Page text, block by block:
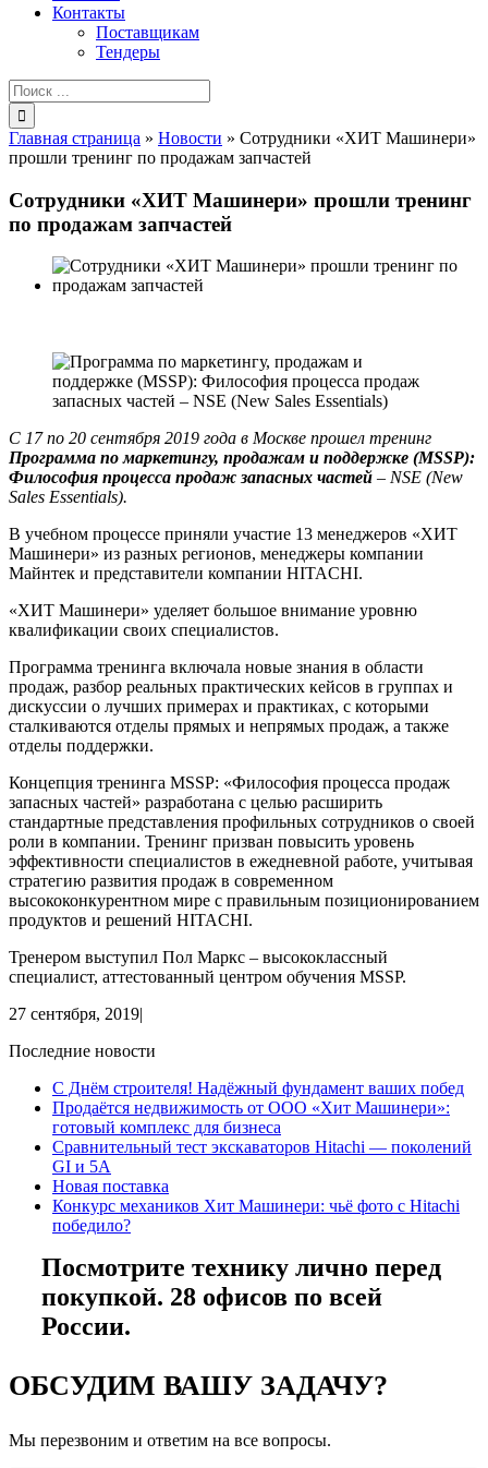
Контакты
Поставщикам
Тендеры
Результат
поиска:
Главная страница » Новости » Сотрудники «ХИТ Машинери»
прошли тренинг по продажам запчастей
Сотрудники «ХИТ Машинери» прошли тренинг
по продажам запчастей
С 17 по 20 сентября 2019 года в Москве прошел тренинг
Программа по маркетингу, продажам и поддержке (MSSP):
Философия процесса продаж запасных частей – NSE (New
Sales Essentials).
В учебном процессе приняли участие 13 менеджеров «ХИТ
Машинери» из разных регионов, менеджеры компании
Майнтек и представители компании HITACHI.
«ХИТ Машинери» уделяет большое внимание уровню
квалификации своих специалистов.
Программа тренинга включала новые знания в области
продаж, разбор реальных практических кейсов в группах и
дискуссии о лучших примерах и практиках, с которыми
сталкиваются отделы прямых и непрямых продаж, а также
отделы поддержки.
Концепция тренинга MSSP: «Философия процесса продаж
запасных частей» разработана с целью расширить
стандартные представления профильных сотрудников о своей
роли в компании. Тренинг призван повысить уровень
эффективности специалистов в ежедневной работе, учитывая
стратегию развития продаж в современном
высококонкурентном мире с правильным позиционированием
продуктов и решений HITACHI.
Тренером выступил Пол Маркс – высококлассный
специалист, аттестованный центром обучения MSSP.
27 сентября, 2019|
Последние новости
С Днём строителя! Надёжный фундамент ваших побед
Продаётся недвижимость от ООО «Хит Машинери»:
готовый комплекс для бизнеса
Сравнительный тест экскаваторов Hitachi — поколений
GI и 5A
Новая поставка
Конкурс механиков Хит Машинери: чьё фото с Hitachi
победило?
Посмотрите технику лично перед
покупкой. 28 офисов по всей
России.
ОБСУДИМ ВАШУ ЗАДАЧУ?
Мы перезвоним и ответим на все вопросы.